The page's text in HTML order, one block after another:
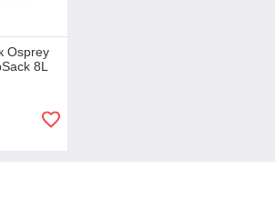
Osprey
8L